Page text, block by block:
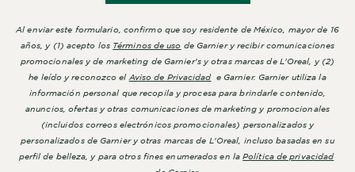
Al enviar este formulario, confirmo que soy residente de México, mayor de 16
años, y (1) acepto los Términos de uso de Garnier y recibir comunicaciones
promocionales y de marketing de Garnier's y otras marcas de L'Oreal, y (2)
he leído y reconozco el Aviso de Privacidade Garnier. Garnier utiliza la
información personal que recopila y procesa para brindarle contenido,
anuncios, ofertas y otras comunicaciones de marketing y promocionales
(incluidos correos electrónicos promocionales) personalizados y
personalizados de Garnier y otras marcas de L'Oreal, incluso basadas en su
perfil de belleza, y para otros fines enumerados en la Política de privacidad